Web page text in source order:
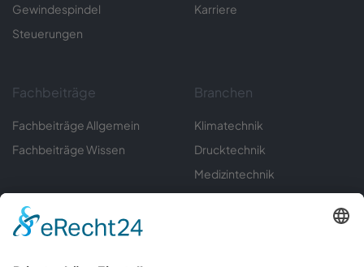
Gewindespindel
Steuerungen
Karriere
Fachbeiträge
Fachbeiträge Allgemein
Fachbeiträge Wissen
Branchen
Klimatechnik
Drucktechnik
Medizintechnik
Sondermaschinenbau